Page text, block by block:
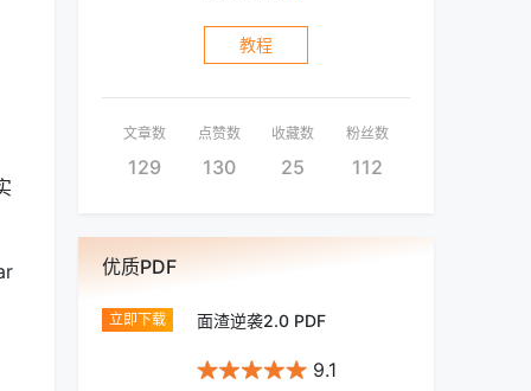
教程
文章数
129
点赞数
130
收藏数
25
粉丝数
112
优质PDF
面渣逆袭2.0 PDF
9.1